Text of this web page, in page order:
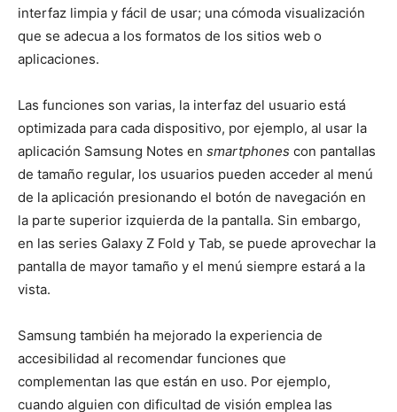
interfaz limpia y fácil de usar; una cómoda visualización
que se adecua a los formatos de los sitios web o
aplicaciones.
Las funciones son varias, la interfaz del usuario está
optimizada para cada dispositivo, por ejemplo, al usar la
aplicación Samsung Notes en smartphones con pantallas
de tamaño regular, los usuarios pueden acceder al menú
de la aplicación presionando el botón de navegación en
la parte superior izquierda de la pantalla. Sin embargo,
en las series Galaxy Z Fold y Tab, se puede aprovechar la
pantalla de mayor tamaño y el menú siempre estará a la
vista.
Samsung también ha mejorado la experiencia de
accesibilidad al recomendar funciones que
complementan las que están en uso. Por ejemplo,
cuando alguien con dificultad de visión emplea las